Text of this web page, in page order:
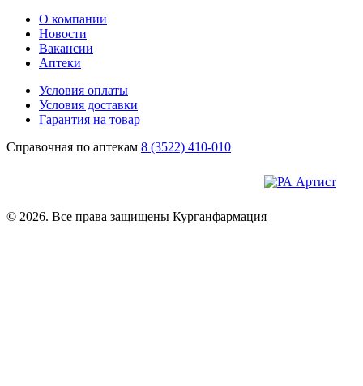
О компании
Новости
Вакансии
Аптеки
Условия оплаты
Условия доставки
Гарантия на товар
Справочная по аптекам 8 (3522) 410-010
© 2026. Все права защищены Курганфармация